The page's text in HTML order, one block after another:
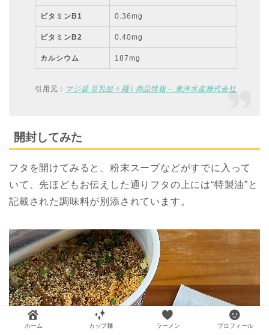
ビタミンB1 0.36mg
ビタミンB2 0.40mg
カルシウム 187mg
引用元： マジ盛 豆乳担々麺 | 商品情報 – 東洋水産株式会社
開封してみた
フタを開けてみると、粉末スープなどがすでに入って
いて、先ほどもお伝えした通りフタの上には“特製油”と
記載された調味料が別添されています。
ホーム カップ麺 ラーメン プロフィール